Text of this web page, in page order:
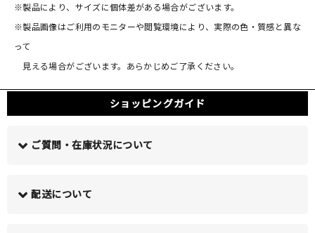
※製品により、サイズに個体差がある場合がございます。
※製品画像はご利用のモニターや閲覧環境により、実際の色・質感と異な
って
見える場合がございます。あらかじめご了承ください。
ショッピングガイド
ご質問・在庫状況について
配送について